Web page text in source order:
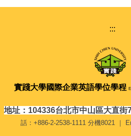
:::
實踐大學國際企業英語學位學程
地址：104336台北市中山區大直街
話：+886-2-2538-1111 分機8021 ｜